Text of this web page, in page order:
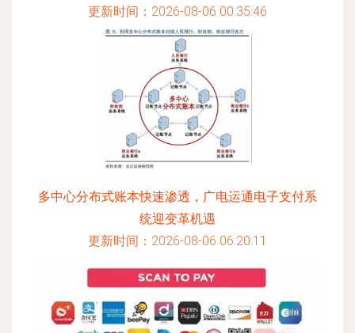
更新时间：2026-08-06 00:35:46
多中心分布式账本快速渗透，广电运通电子支付系
统迎变革机遇
更新时间：2026-08-06 06:20:11